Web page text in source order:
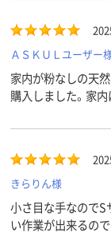
ＡＳＫＵＬユーザー
家内が粉なしの天
購入しました。家内
きらりん様
小さ目な手なのでS
い作業が出来るの
使い心地がよいで